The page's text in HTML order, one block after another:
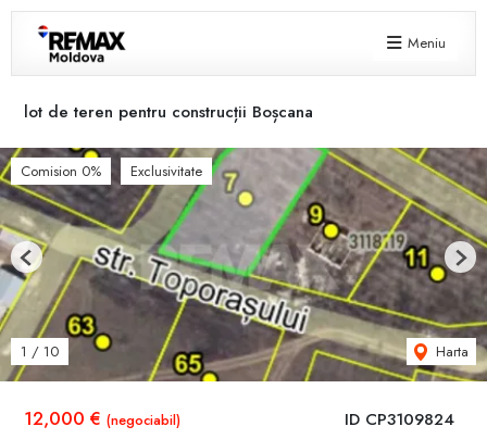
Meniu
lot de teren pentru construcții Boșcana
ID CP3109824
12,000 € (negociabil)
Comision 0% Exclusivitate
1 / 10 Harta
Previous Next